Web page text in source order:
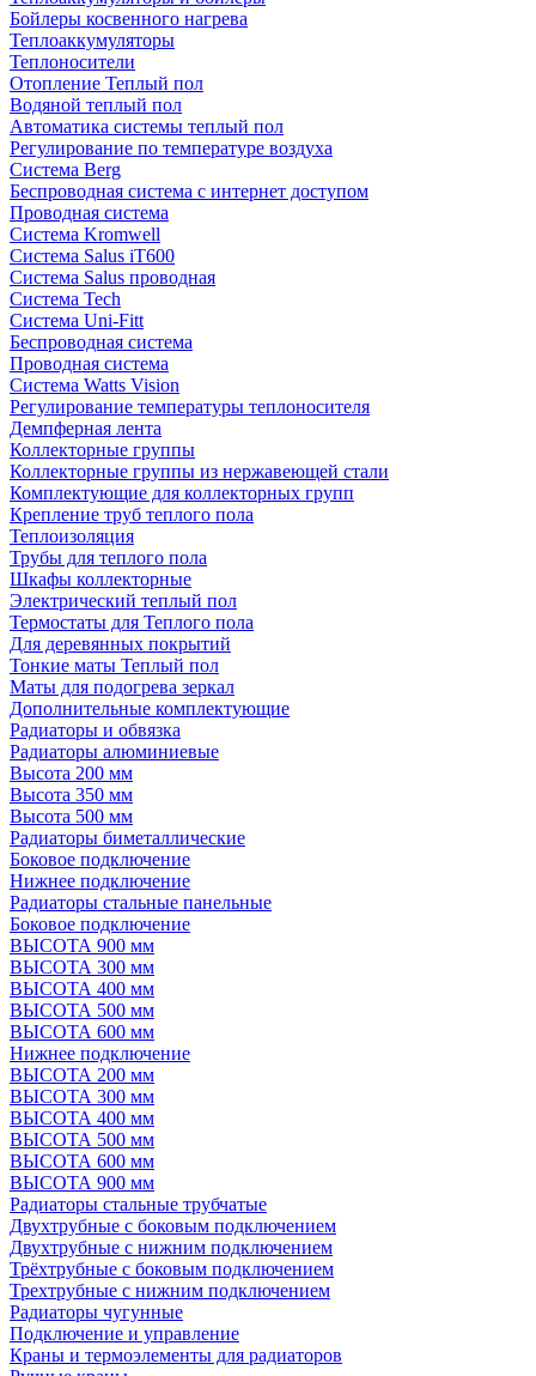
Бойлеры косвенного нагрева
Теплоаккумуляторы
Теплоносители
Отопление Теплый пол
Водяной теплый пол
Автоматика системы теплый пол
Регулирование по температуре воздуха
Система Berg
Беспроводная система с интернет доступом
Проводная система
Система Kromwell
Система Salus iT600
Система Salus проводная
Система Tech
Система Uni-Fitt
Беспроводная система
Проводная система
Система Watts Vision
Регулирование температуры теплоносителя
Демпферная лента
Коллекторные группы
Коллекторные группы из нержавеющей стали
Комплектующие для коллекторных групп
Крепление труб теплого пола
Теплоизоляция
Трубы для теплого пола
Шкафы коллекторные
Электрический теплый пол
Термостаты для Теплого пола
Для деревянных покрытий
Тонкие маты Теплый пол
Маты для подогрева зеркал
Дополнительные комплектующие
Радиаторы и обвязка
Радиаторы алюминиевые
Высота 200 мм
Высота 350 мм
Высота 500 мм
Радиаторы биметаллические
Боковое подключение
Нижнее подключение
Радиаторы стальные панельные
Боковое подключение
ВЫСОТА 900 мм
ВЫСОТА 300 мм
ВЫСОТА 400 мм
ВЫСОТА 500 мм
ВЫСОТА 600 мм
Нижнее подключение
ВЫСОТА 200 мм
ВЫСОТА 300 мм
ВЫСОТА 400 мм
ВЫСОТА 500 мм
ВЫСОТА 600 мм
ВЫСОТА 900 мм
Радиаторы стальные трубчатые
Двухтрубные с боковым подключением
Двухтрубные с нижним подключением
Трёхтрубные с боковым подключением
Трехтрубные с нижним подключением
Радиаторы чугунные
Подключение и управление
Краны и термоэлементы для радиаторов